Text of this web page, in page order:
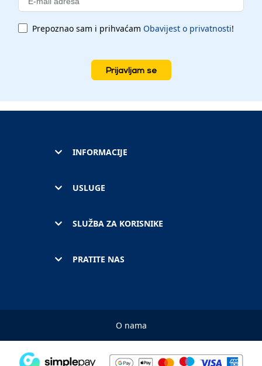
Prepoznao sam i prihvaćam Obavijest o privatnosti!
Prijavljam se
INFORMACIJE
USLUGE
SLUŽBA ZA KORISNIKE
PRATITE NAS
O nama